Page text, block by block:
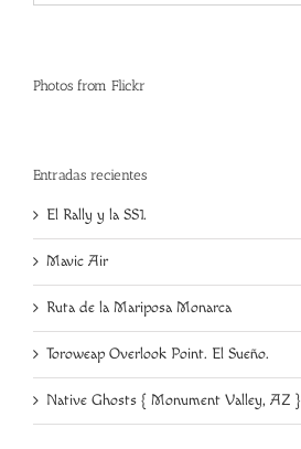
Photos from Flickr
Entradas recientes
El Rally y la SS1.
Mavic Air
Ruta de la Mariposa Monarca
Toroweap Overlook Point. El Sueño.
Native Ghosts { Monument Valley, AZ }